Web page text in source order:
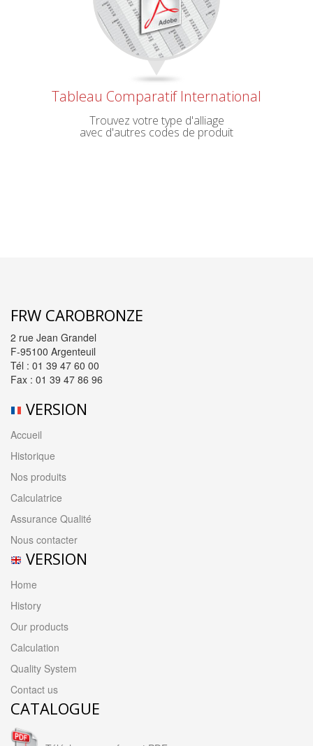
Tableau Comparatif International
Trouvez votre type d'alliage
avec d'autres codes de produit
FRW CAROBRONZE
2 rue Jean Grandel
F-95100 Argenteuil
Tél : 01 39 47 60 00
Fax : 01 39 47 86 96
VERSION
Accueil
Historique
Nos produits
Calculatrice
Assurance Qualité
Nous contacter
VERSION
Home
History
Our products
Calculation
Quality System
Contact us
CATALOGUE